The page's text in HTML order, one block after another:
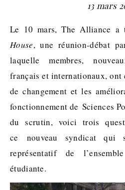
13 mars
Le 10 mars, The Alliance a
House, une réunion-débat
laquelle membres,
français et internationaux, ont
de changement et les
fonctionnement de Sciences
du scrutin, voici trois
ce nouveau syndicat qui
représentatif de
étudiante.